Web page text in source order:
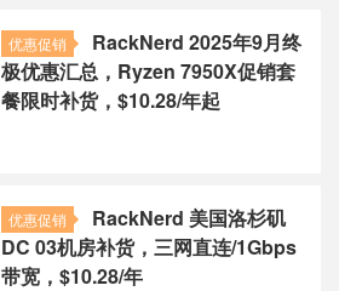
优惠促销
RackNerd 2025年9月终
极优惠汇总，Ryzen 7950X促销套
餐限时补货，$10.28/年起
优惠促销
RackNerd 美国洛杉矶
DC 03机房补货，三网直连/1Gbps
带宽，$10.28/年